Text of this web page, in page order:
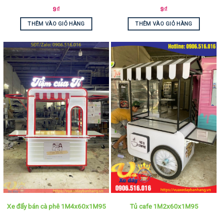
9₫
THÊM VÀO GIỎ HÀNG
9₫
THÊM VÀO GIỎ HÀNG
Xe đẩy bán cà phê 1M4x60x1M95 Tủ cafe 1M2x60x1M95